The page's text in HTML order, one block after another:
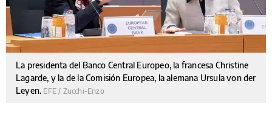
La presidenta del Banco Central Europeo, la francesa Christine
Lagarde, y la de la Comisión Europea, la alemana Ursula von der
Leyen. EFE / Zucchi-Enzo